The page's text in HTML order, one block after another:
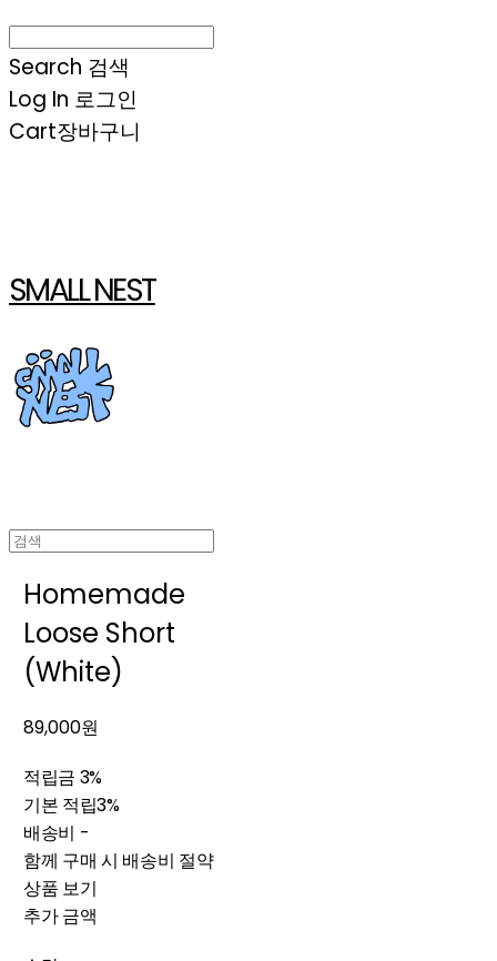
Search 검색
Log In 로그인
Cart장바구니
SMALL NEST
Homemade
Loose Short
(White)
89,000원
적립금 3%
기본 적립3%
배송비 -
함께 구매 시 배송비 절약
상품 보기
추가 금액